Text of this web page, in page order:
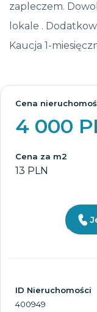
zapleczem.
lokale .
Kaucja 1-
Cena
4 000
Cena za m2
13 PLN
ID Nieruchomości
400949